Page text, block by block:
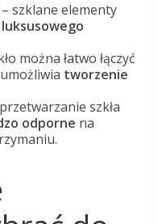
szklane elementy
luksusowego
można łatwo łączyć
tworzenie
szkła
odporne na